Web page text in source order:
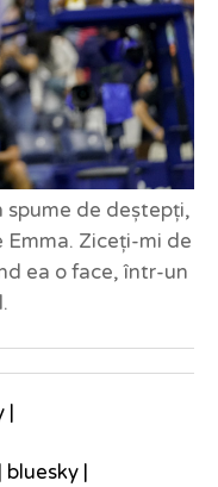
spume de deștepți,
Emma. Ziceți-mi de
ea o face, într-un
bluesky